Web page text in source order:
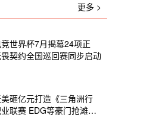
更多 >
世界杯7月揭幕24项正
契约全国巡回赛同步启动
砸亿元打造《三角洲行
联赛 EDG等豪门抢滩